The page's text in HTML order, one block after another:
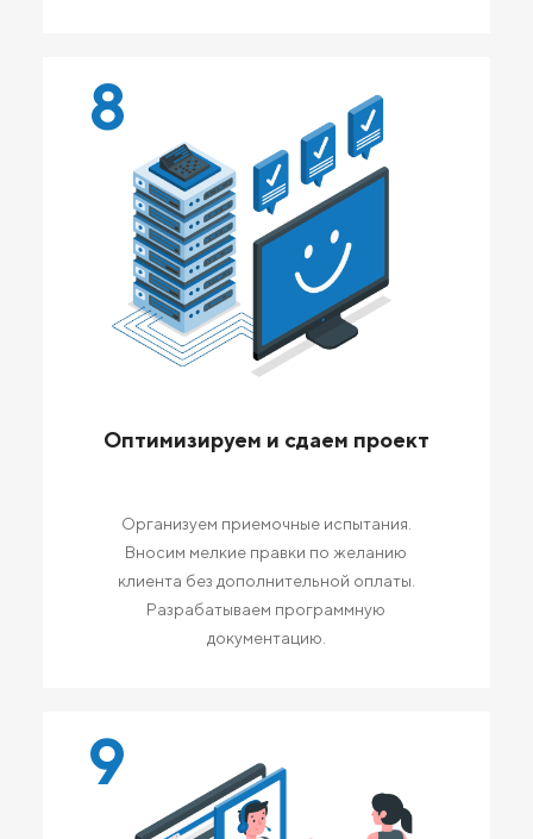
8
Оптимизируем и сдаем проект
Организуем приемочные испытания.
Вносим мелкие правки по желанию
клиента без дополнительной оплаты.
Разрабатываем программную
документацию.
9